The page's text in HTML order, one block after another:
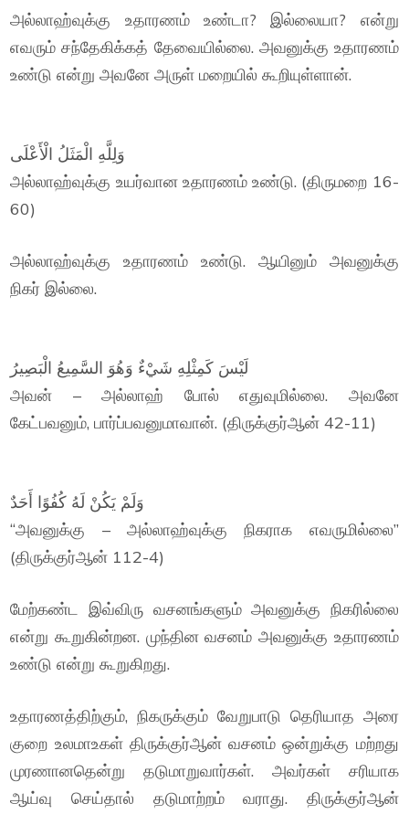
அல்லாஹ்வுக்கு உதாரணம் உண்டா? இல்லையா? என்று
எவரும் சந்தேகிக்கத் தேவையில்லை. அவனுக்கு உதாரணம்
உண்டு என்று அவனே அருள் மறையில் கூறியுள்ளான்.
وَلِلَّهِ الْمَثَلُ الْأَعْلَى
அல்லாஹ்வுக்கு உயர்வான உதாரணம் உண்டு. (திருமறை 16-
60)
அல்லாஹ்வுக்கு உதாரணம் உண்டு. ஆயினும் அவனுக்கு
நிகர் இல்லை.
لَيْسَ كَمِثْلِهِ شَيْءٌ وَهُوَ السَّمِيعُ الْبَصِيرُ
அவன் – அல்லாஹ் போல் எதுவுமில்லை. அவனே
கேட்பவனும், பார்ப்பவனுமாவான். (திருக்குர்ஆன் 42-11)
وَلَمْ يَكُنْ لَهُ كُفُوًا أَحَدٌ
“அவனுக்கு – அல்லாஹ்வுக்கு நிகராக எவருமில்லை”
(திருக்குர்ஆன் 112-4)
மேற்கண்ட இவ்விரு வசனங்களும் அவனுக்கு நிகரில்லை
என்று கூறுகின்றன. முந்தின வசனம் அவனுக்கு உதாரணம்
உண்டு என்று கூறுகிறது.
உதாரணத்திற்கும், நிகருக்கும் வேறுபாடு தெரியாத அரை
குறை உலமாஉகள் திருக்குர்ஆன் வசனம் ஒன்றுக்கு மற்றது
முரணானதென்று தடுமாறுவார்கள். அவர்கள் சரியாக
ஆய்வு செய்தால் தடுமாற்றம் வராது. திருக்குர்ஆன்